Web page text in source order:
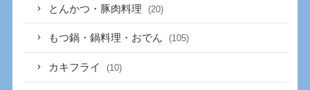
とんかつ・豚肉料理 (20)
もつ鍋・鍋料理・おでん (105)
カキフライ (10)